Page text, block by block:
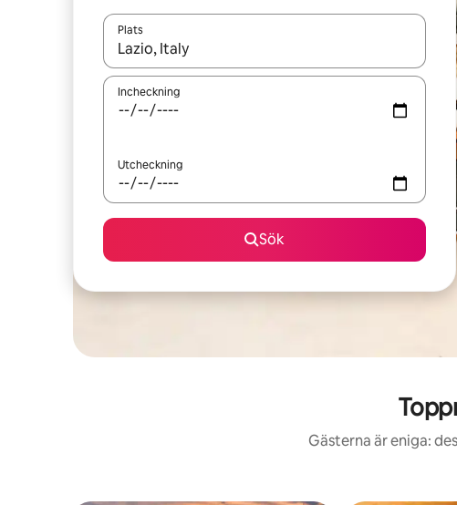
Plats
När resultaten är tillgängliga kan du navigera med upp-
Incheckning
Utcheckning
Sök
Gästerna är eniga: